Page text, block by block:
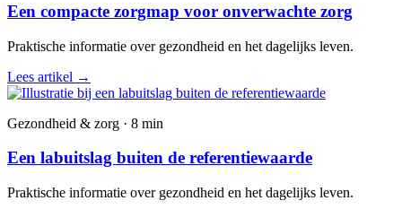
Een compacte zorgmap voor onverwachte zorg
Praktische informatie over gezondheid en het dagelijks leven.
Lees artikel →
Gezondheid & zorg · 8 min
Een labuitslag buiten de referentiewaarde
Praktische informatie over gezondheid en het dagelijks leven.